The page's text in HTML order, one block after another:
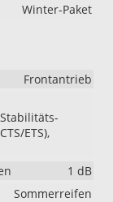
Winter-Paket
Frontantrieb
ETS),
1 dB
Sommerreifen